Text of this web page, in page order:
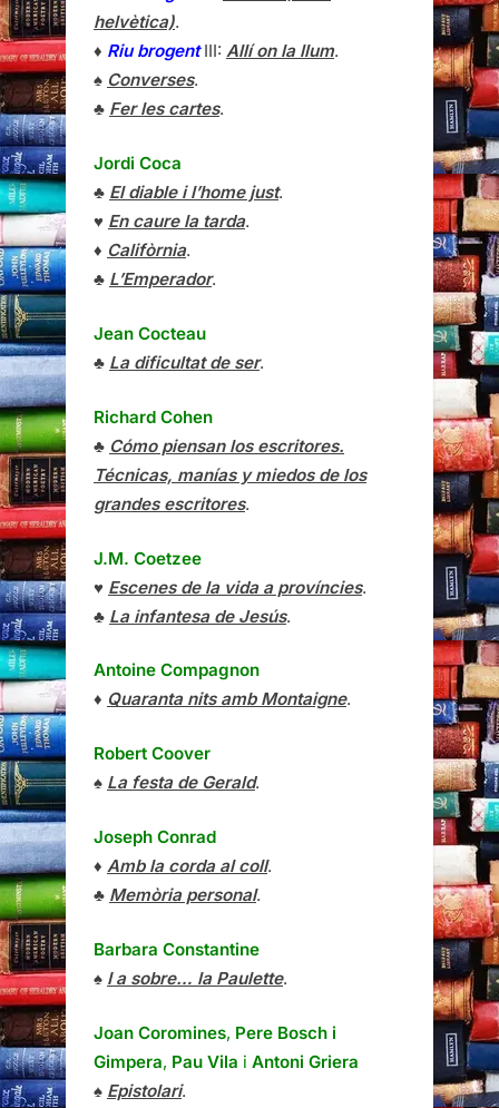
helvètica).
♦ Riu brogentIII: Allí on la llum.
♠ Converses.
♣ Fer les cartes.
Jordi Coca
♣ El diable i l’home just.
♥ En caure la tarda.
♦ Califòrnia.
♣ L’Emperador.
Jean Cocteau
♣ La dificultat de ser.
Richard Cohen
♣ Cómo piensan los escritores.
Técnicas, manías y miedos de los
grandes escritores.
J.M. Coetzee
♥ Escenes de la vida a províncies.
♣ La infantesa de Jesús.
Antoine Compagnon
♦ Quaranta nits amb Montaigne.
Robert Coover
♠ La festa de Gerald.
Joseph Conrad
♦ Amb la corda al coll.
♣ Memòria personal.
Barbara Constantine
♠ I a sobre… la Paulette.
Joan Coromines, Pere Bosch i
Gimpera, Pau Vila i Antoni Griera
♠ Epistolari.